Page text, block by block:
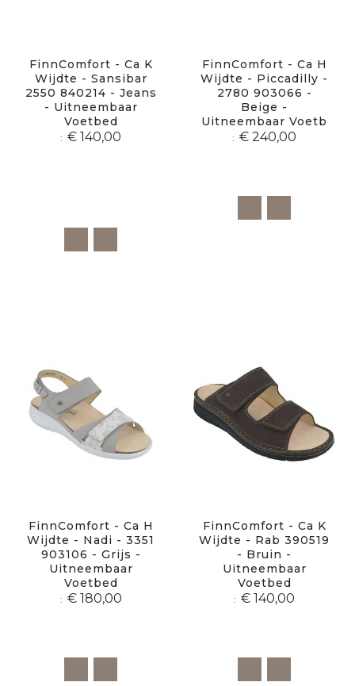
FinnComfort - Ca K
Wijdte - Sansibar
2550 840214 - Jeans
- Uitneembaar
Voetbed
€ 140,00
FinnComfort - Ca H
Wijdte - Piccadilly -
2780 903066 -
Beige -
Uitneembaar Voetb
€ 240,00
FinnComfort - Ca H
Wijdte - Nadi - 3351
903106 - Grijs -
Uitneembaar
Voetbed
€ 180,00
FinnComfort - Ca K
Wijdte - Rab 390519
- Bruin -
Uitneembaar
Voetbed
€ 140,00